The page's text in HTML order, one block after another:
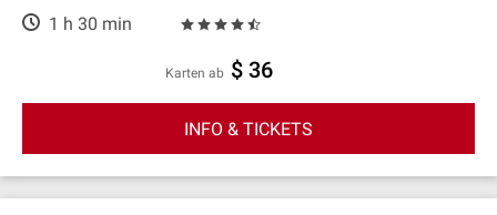
1 h 30 min
Karten ab $ 36
INFO & TICKETS